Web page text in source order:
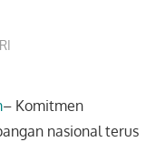
– Komitmen
nasional terus